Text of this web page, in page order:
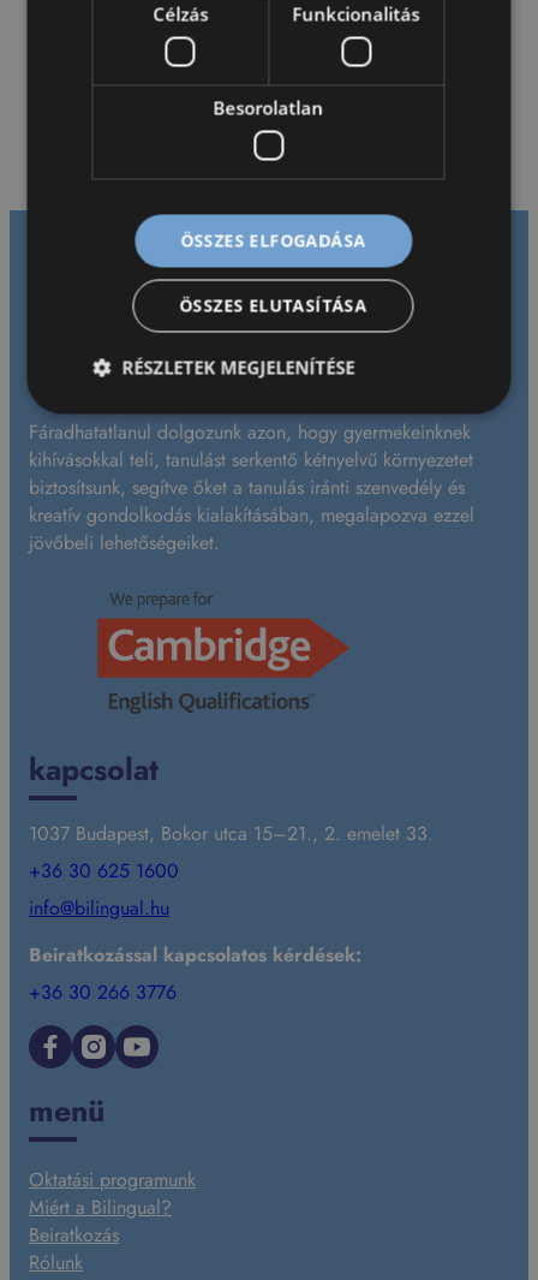
Kapcsolatfelvétel
, beiratkozás
Fáradhatatlanul dolgozunk azon, hogy gyermekeinknek
kihívásokkal teli, tanulást serkentő kétnyelvű környezetet
biztosítsunk, segítve őket a tanulás iránti szenvedély és
kreatív gondolkodás kialakításában, megalapozva ezzel
jövőbeli lehetőségeiket.
kapcsolat
1037 Budapest, Bokor utca 15–21., 2. emelet 33.
+36 30 625 1600
info@bilingual.hu
Beiratkozással kapcsolatos kérdések:
+36 30 266 3776
Facebook Instagram YouTube
menü
Oktatási programunk
Miért a Bilingual?
Beiratkozás
Rólunk
Célzás Funkcionalitás
Besorolatlan
ÖSSZES ELFOGADÁSA
ÖSSZES ELUTASÍTÁSA
RÉSZLETEK MEGJELENÍTÉSE